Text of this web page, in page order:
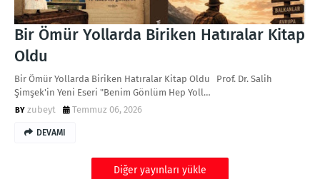
Bir Ömür Yollarda Biriken Hatıralar Kitap
Oldu
Bir Ömür Yollarda Biriken Hatıralar Kitap Oldu Prof. Dr. Salih
Şimşek'in Yeni Eseri "Benim Gönlüm Hep Yoll…
zubeyt
Temmuz 06, 2026
DEVAMI
Diğer yayınları yükle